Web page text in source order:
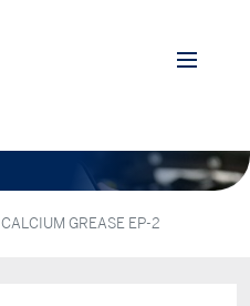
CALCIUM GREASE EP-2